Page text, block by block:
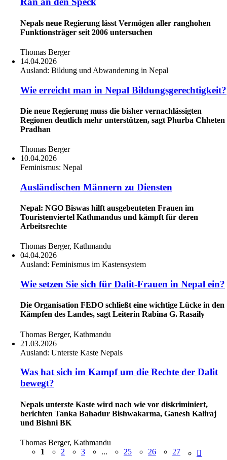
Nepals neue Regierung lässt Vermögen aller ranghohen
Funktionsträger seit 2006 untersuchen
Thomas Berger
14.04.2026
Ausland: Bildung und Abwanderung in Nepal
Wie erreicht man in Nepal Bildungsgerechtigkeit?
Die neue Regierung muss die bisher vernachlässigten
Regionen deutlich mehr unterstützen, sagt Phurba Chheten
Pradhan
Thomas Berger
10.04.2026
Feminismus: Nepal
Ausländischen Männern zu Diensten
Nepal: NGO Biswas hilft ausgebeuteten Frauen im
Touristenviertel Kathmandus und kämpft für deren
Arbeitsrechte
Thomas Berger, Kathmandu
04.04.2026
Ausland: Feminismus im Kastensystem
Wie setzen Sie sich für Dalit-Frauen in Nepal ein?
Die Organisation FEDO schließt eine wichtige Lücke in den
Kämpfen des Landes, sagt Leiterin Rabina G. Rasaily
Thomas Berger, Kathmandu
21.03.2026
Ausland: Unterste Kaste Nepals
Was hat sich im Kampf um die Rechte der Dalit
bewegt?
Nepals unterste Kaste wird nach wie vor diskriminiert,
berichten Tanka Bahadur Bishwakarma, Ganesh Kaliraj
und Bishni BK
Thomas Berger, Kathmandu
1
2 3 ... 25 26 27